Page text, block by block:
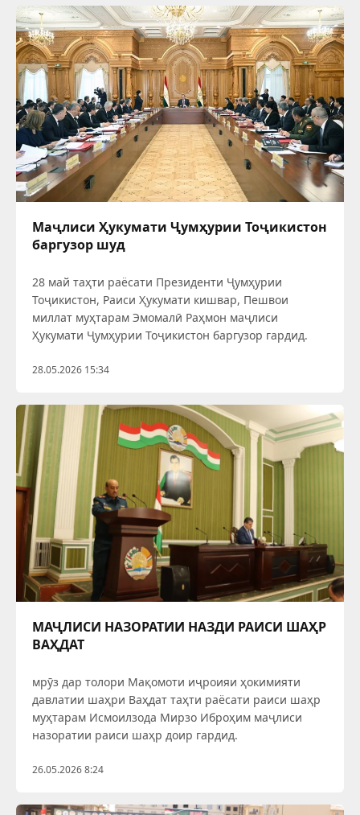
Махсум
Маҷлиси Ҳукумати Ҷумҳурии Тоҷикистон
баргузор шуд
28 май таҳти раёсати Президенти Ҷумҳурии
Тоҷикистон, Раиси Ҳукумати кишвар, Пешвои
миллат муҳтарам Эмомалӣ Раҳмон маҷлиси
Ҳукумати Ҷумҳурии Тоҷикистон баргузор гардид.
28.05.2026 15:34
МАҶЛИСИ НАЗОРАТИИ НАЗДИ РАИСИ ШАҲР
ВАҲДАТ
мрӯз дар толори Мақомоти иҷроияи ҳокимияти
давлатии шаҳри Ваҳдат таҳти раёсати раиси шаҳр
муҳтарам Исмоилзода Мирзо Иброҳим маҷлиси
назоратии раиси шаҳр доир гардид.
26.05.2026 8:24